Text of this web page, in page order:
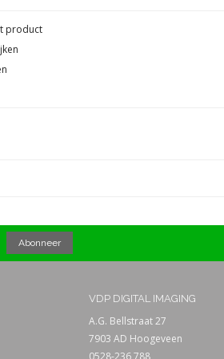
product
VDP DIGITAL IMAGING
A.G. Bellstraat 27
7903 AD Hoogeveen
0528-236 788